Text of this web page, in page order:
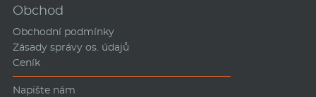
Obchod
Obchodní podmínky
Zásady správy os. údajů
Ceník
Napište nám